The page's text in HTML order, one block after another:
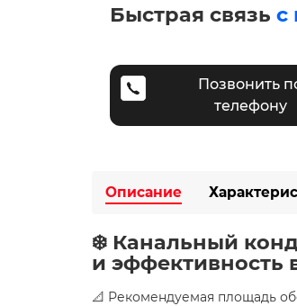
Быстрая связь с
Позвонить
телефону
Описание
❄️ Канальный
и
📐 Рекомендуемая площадь